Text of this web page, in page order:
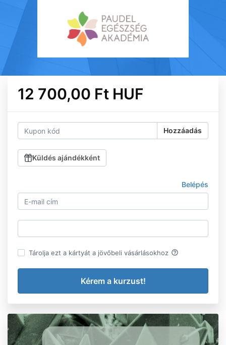
12 700,00 Ft HUF
Hozzáadás
Küldés ajándékként
Belépés
Tárolja ezt a kártyát a jövőbeli vásárlásokhoz help_outline